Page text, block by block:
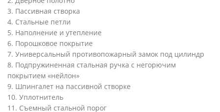
3. Пассивная створка
4. Стальные петли
5. Наполнение и утепление
6. Порошковое покрытие
7. Универсальный противопожарный замок под цилиндр
8. Подпружиненная стальная ручка с негорючим
покрытием «нейлон»
9. Шпингалет на пассивной створке
10. Уплотнитель
11. Съемный стальной порог